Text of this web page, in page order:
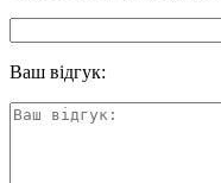
Ваш відгук: